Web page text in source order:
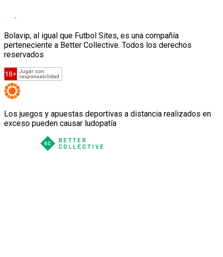
Bolavip, al igual que Futbol Sites, es una compañía
perteneciente a Better Collective. Todos los derechos
reservados
Los juegos y apuestas deportivas a distancia realizados en
exceso pueden causar ludopatía